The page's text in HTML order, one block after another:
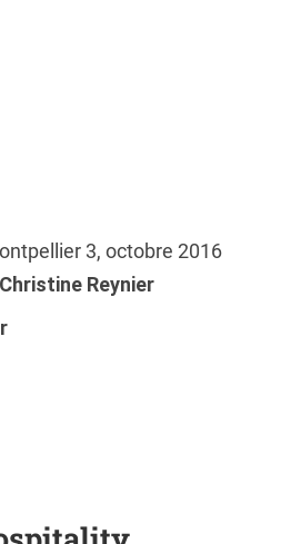
3, octobre 2016
Reynier